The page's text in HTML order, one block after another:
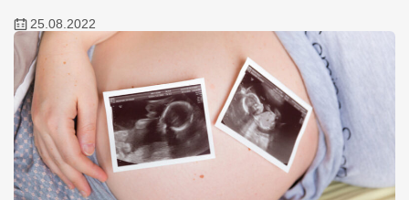
25.08.2022